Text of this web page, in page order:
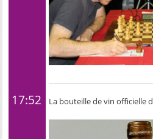
17:52 La bouteille de vin officielle